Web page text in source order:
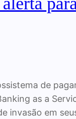
de
as a
invasão em